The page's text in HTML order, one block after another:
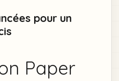
pour un
Paper